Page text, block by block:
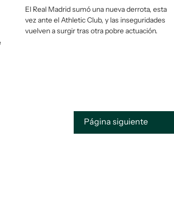
El Real Madrid sumó una nueva derrota, esta
vez ante el Athletic Club, y las inseguridades
vuelven a surgir tras otra pobre actuación.
Página siguiente